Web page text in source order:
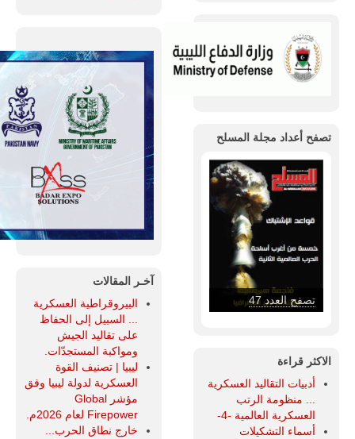
تصفح أعداد مجلة المسلح
تصفح العدد 46
الاكثر قراءة
أدبيات التقاليد العسكرية
... منظومة الرتب
العسكرية العالمية -4-
أسماء التشكيلات
آخـر المقالات
البيروقراطية العسكرية
... السبيل إلى الحفاظ
على تقاليد الجيش
ومواكبة المستجدّات.
ليبيا | تصنيف القوة
العسكرية لدولة ليبيا وفق
مؤشر Global
Firepower لعام 2026م.
خارج نطاق الحرب...